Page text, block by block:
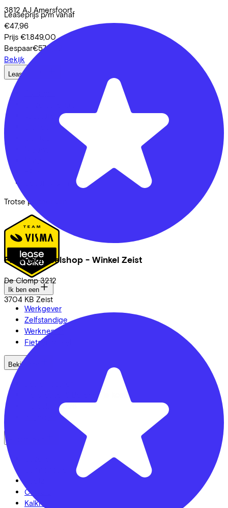
3812 AJ Amersfoort
Fietsvoordeelshop - Winkel Zeist
De Clomp 3212
3704 KB Zeist
Leaseprijs p/m vanaf
€47,96
Prijs €1.849,00
Bespaar€570,62
Bekijk
Lease a Bike
Security & Privacy
Trotse partner van
Ik ben een
Werkgever
Zelfstandige
Werknemer
Fietsenwinkel
Bekijk ook
Fiets leasen? Bereken je kosten
Fietsplan 2026
Cervélo
Kalkhoff